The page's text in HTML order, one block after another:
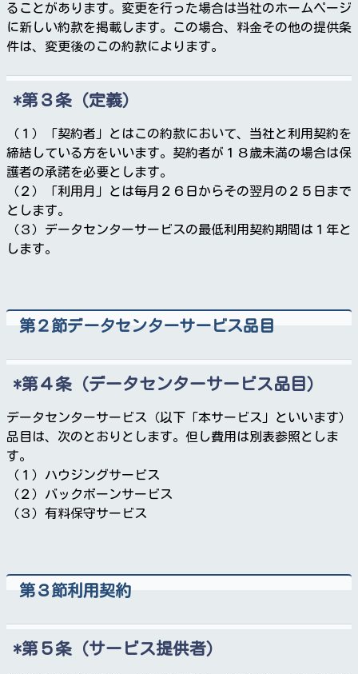
ることがあります。変更を行った場合は当社のホームページ
に新しい約款を掲載します。この場合、料金その他の提供条
件は、変更後のこの約款によります。
第３条（定義）
（１）「契約者」とはこの約款において、当社と利用契約を
締結している方をいいます。契約者が１８歳未満の場合は保
護者の承諾を必要とします。
（２）「利用月」とは毎月２６日からその翌月の２５日まで
とします。
（３）データセンターサービスの最低利用契約期間は１年と
します。
第２節データセンターサービス品目
第４条（データセンターサービス品目）
データセンターサービス（以下「本サービス」といいます）
品目は、次のとおりとします。但し費用は別表参照としま
す。
（１）ハウジングサービス
（２）バックボーンサービス
（３）有料保守サービス
第３節利用契約
第５条（サービス提供者）